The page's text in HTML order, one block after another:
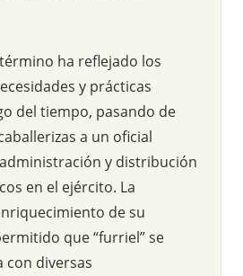
ha reflejado los
y prácticas
del tiempo, pasando de
a un oficial
y distribución
en el ejército. La
de su
que “furriel” se
con diversas